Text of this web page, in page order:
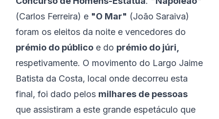
(Carlos Ferreira) e "O Mar" (João Saraiva)
foram os eleitos da noite e vencedores do
prémio do público e do prémio do júri,
respetivamente. O movimento do Largo Jaime
Batista da Costa, local onde decorreu esta
final, foi dado pelos milhares de pessoas
que assistiram a este grande espetáculo que